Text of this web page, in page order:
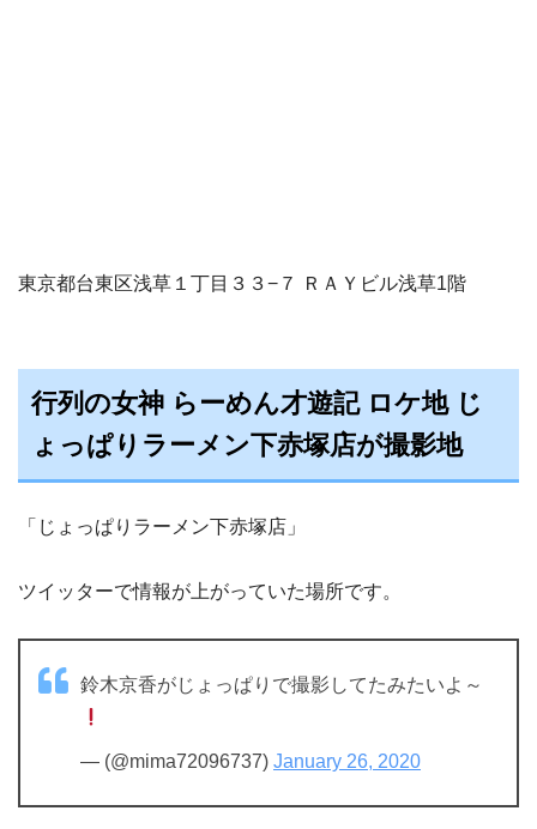
東京都台東区浅草１丁目３３−７ ＲＡＹビル浅草1階
行列の女神 らーめん才遊記 ロケ地 じ
ょっぱりラーメン下赤塚店が撮影地
「じょっぱりラーメン下赤塚店」
ツイッターで情報が上がっていた場所です。
鈴木京香がじょっぱりで撮影してたみたいよ～
— (@mima72096737) January 26, 2020